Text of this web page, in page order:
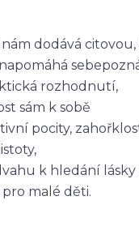
nám dodává
rozhodnutí,
sám k sobě
pocity,
k hledání
malé děti.